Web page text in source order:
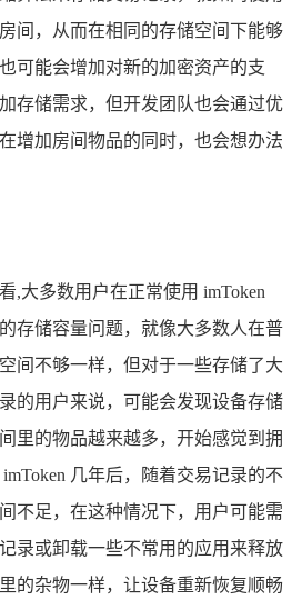
间，从而在相同的存储空间下能够
可能会增加对新的加密资产的支
存储需求，但开发团队也会通过优
增加房间物品的同时，也会想办法
,大多数用户在正常使用 imToken
存储容量问题，就像大多数人在普
间不够一样，但对于一些存储了大
的用户来说，可能会发现设备存储
里的物品越来越多，开始感觉到拥
几年后，随着交易记录的不
不足，在这种情况下，用户可能需
录或卸载一些不常用的应用来释放
的杂物一样，让设备重新恢复顺畅